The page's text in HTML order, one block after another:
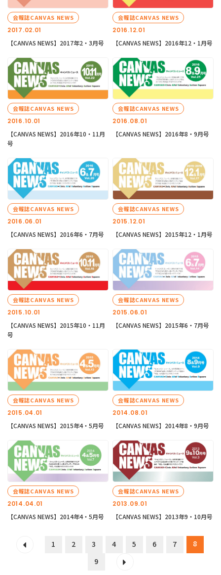
2017.02.01
会報誌CANVAS NEWS
【CANVAS NEWS】2017年2・3月号
2016.12.01
会報誌CANVAS NEWS
【CANVAS NEWS】2016年12・1月号
2016.10.01
会報誌CANVAS NEWS
【CANVAS NEWS】2016年10・11月
号
2016.08.01
会報誌CANVAS NEWS
【CANVAS NEWS】2016年8・9月号
2016.06.01
会報誌CANVAS NEWS
【CANVAS NEWS】2016年6・7月号
2015.12.01
会報誌CANVAS NEWS
【CANVAS NEWS】2015年12・1月号
2015.10.01
会報誌CANVAS NEWS
【CANVAS NEWS】2015年10・11月
号
2015.06.01
会報誌CANVAS NEWS
【CANVAS NEWS】2015年6・7月号
2015.04.01
会報誌CANVAS NEWS
【CANVAS NEWS】2015年4・5月号
2014.08.01
会報誌CANVAS NEWS
【CANVAS NEWS】2014年8・9月号
2014.04.01
会報誌CANVAS NEWS
【CANVAS NEWS】2014年4・5月号
2013.09.01
会報誌CANVAS NEWS
【CANVAS NEWS】2013年9・10月号
1 2 3 4 5 6 7
8
9